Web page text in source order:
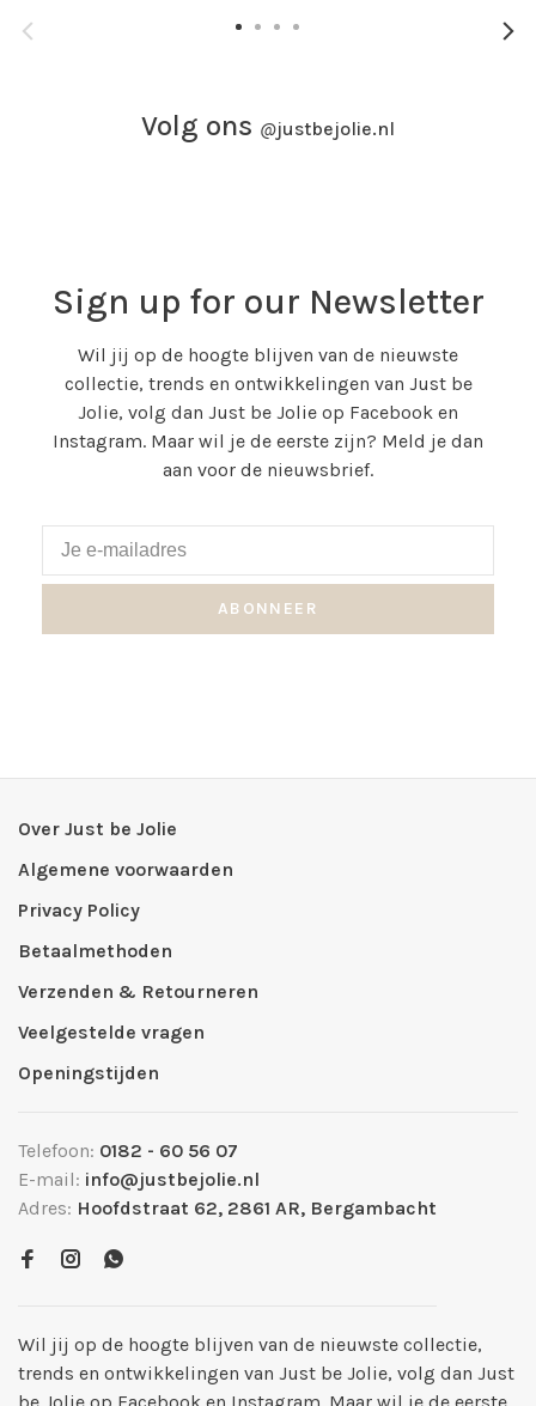
Volg ons @justbejolie.nl
Sign up for our Newsletter
Wil jij op de hoogte blijven van de nieuwste
collectie, trends en ontwikkelingen van Just be
Jolie, volg dan Just be Jolie op Facebook en
Instagram. Maar wil je de eerste zijn? Meld je dan
aan voor de nieuwsbrief.
ABONNEER
Over Just be Jolie
Algemene voorwaarden
Privacy Policy
Betaalmethoden
Verzenden & Retourneren
Veelgestelde vragen
Openingstijden
Telefoon: 0182 - 60 56 07
E-mail: info@justbejolie.nl
Adres: Hoofdstraat 62, 2861 AR, Bergambacht
Wil jij op de hoogte blijven van de nieuwste collectie,
trends en ontwikkelingen van Just be Jolie, volg dan Just